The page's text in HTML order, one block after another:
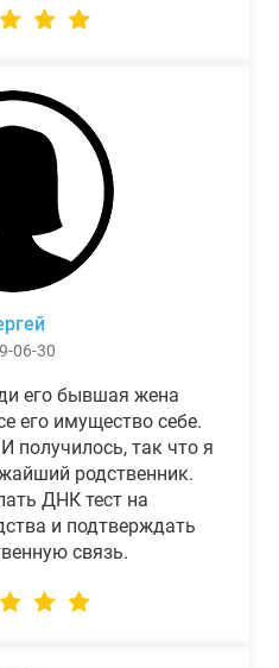
06-30
его бывшая жена
его имущество себе.
получилось, так что я
родственник.
ДНК тест на
и подтверждать
связь.